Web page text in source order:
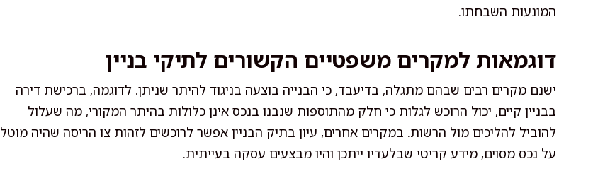
המונעות השבחתו.
דוגמאות למקרים משפטיים הקשורים לתיקי בניין
ישנם מקרים רבים שבהם מתגלה, בדיעבד, כי הבנייה בוצעה בניגוד להיתר שניתן. לדוגמה, ברכישת דירה
בבניין קיים, יכול הרוכש לגלות כי חלק מהתוספות שנבנו בנכס אינן כלולות בהיתר המקורי, מה שעלול
להוביל להליכים מול הרשות. במקרים אחרים, עיון בתיק הבניין אפשר לרוכשים לזהות צו הריסה שהיה מוטל
על נכס מסוים, מידע קריטי שבלעדיו ייתכן והיו מבצעים עסקה בעייתית.